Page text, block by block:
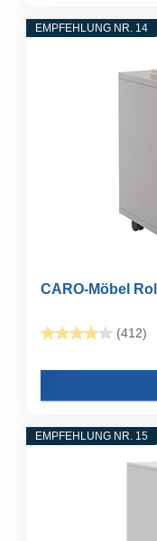
EMPFEHLUNG NR. 14
CARO-Möbel
(412)
EMPFEHLUNG NR. 15